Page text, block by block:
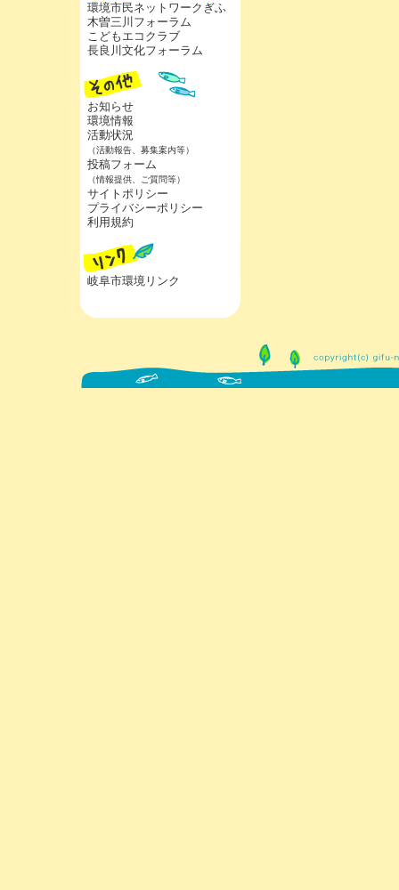
環境市民ネットワークぎふ
木曽三川フォーラム
こどもエコクラブ
長良川文化フォーラム
お知らせ
環境情報
活動状況
（活動報告、募集案内等）
投稿フォーム
（情報提供、ご質問等）
サイトポリシー
プライバシーポリシー
利用規約
岐阜市環境リンク